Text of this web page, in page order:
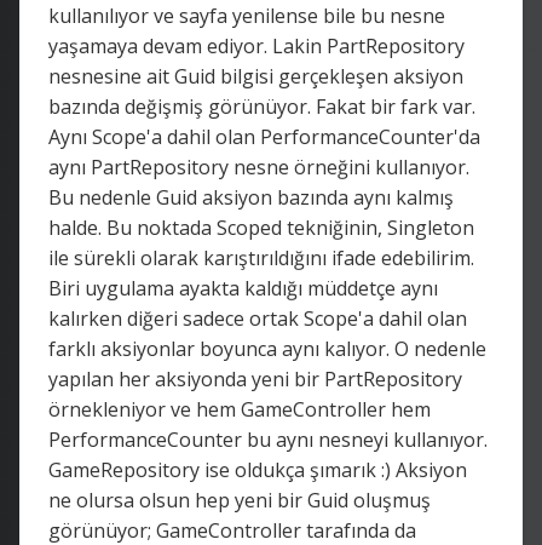
kullanılıyor ve sayfa yenilense bile bu nesne
yaşamaya devam ediyor. Lakin PartRepository
nesnesine ait Guid bilgisi gerçekleşen aksiyon
bazında değişmiş görünüyor. Fakat bir fark var.
Aynı Scope'a dahil olan PerformanceCounter'da
aynı PartRepository nesne örneğini kullanıyor.
Bu nedenle Guid aksiyon bazında aynı kalmış
halde. Bu noktada Scoped tekniğinin, Singleton
ile sürekli olarak karıştırıldığını ifade edebilirim.
Biri uygulama ayakta kaldığı müddetçe aynı
kalırken diğeri sadece ortak Scope'a dahil olan
farklı aksiyonlar boyunca aynı kalıyor. O nedenle
yapılan her aksiyonda yeni bir PartRepository
örnekleniyor ve hem GameController hem
PerformanceCounter bu aynı nesneyi kullanıyor.
GameRepository ise oldukça şımarık :) Aksiyon
ne olursa olsun hep yeni bir Guid oluşmuş
görünüyor; GameController tarafında da